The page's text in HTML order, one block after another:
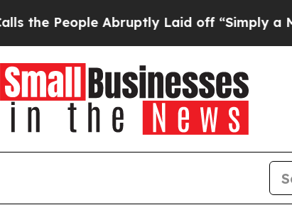
Abruptly Laid off “Simply a Math Problem